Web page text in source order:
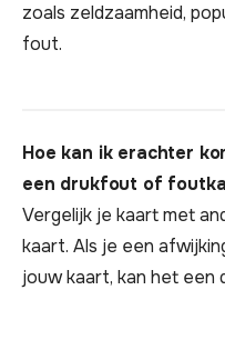
zoals zeldzaamheid,
fout.
Hoe kan ik erachter
een drukfout of
Vergelijk je kaart met
kaart. Als je een
jouw kaart, kan het